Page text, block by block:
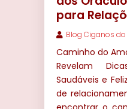
para
Blog Ciganos
Caminho do
Revelam
Saudáveis e
de